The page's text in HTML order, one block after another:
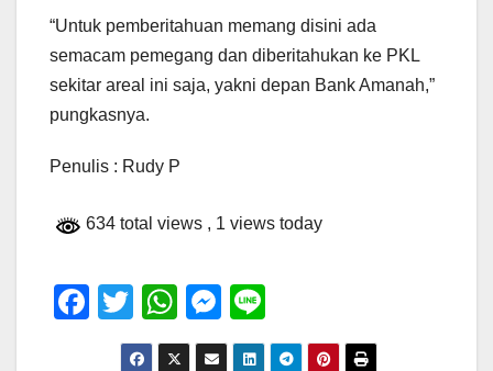
“Untuk pemberitahuan memang disini ada
semacam pemegang dan diberitahukan ke PKL
sekitar areal ini saja, yakni depan Bank Amanah,”
pungkasnya.
Penulis : Rudy P
634 total views , 1 views today
F
T
wi
W
h
M
e
n